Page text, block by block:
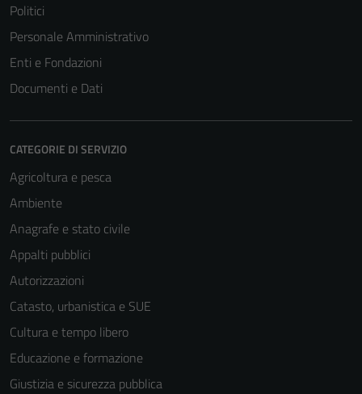
Politici
Personale Amministrativo
Enti e Fondazioni
Documenti e Dati
CATEGORIE DI SERVIZIO
Agricoltura e pesca
Ambiente
Anagrafe e stato civile
Appalti pubblici
Autorizzazioni
Catasto, urbanistica e SUE
Cultura e tempo libero
Educazione e formazione
Giustizia e sicurezza pubblica